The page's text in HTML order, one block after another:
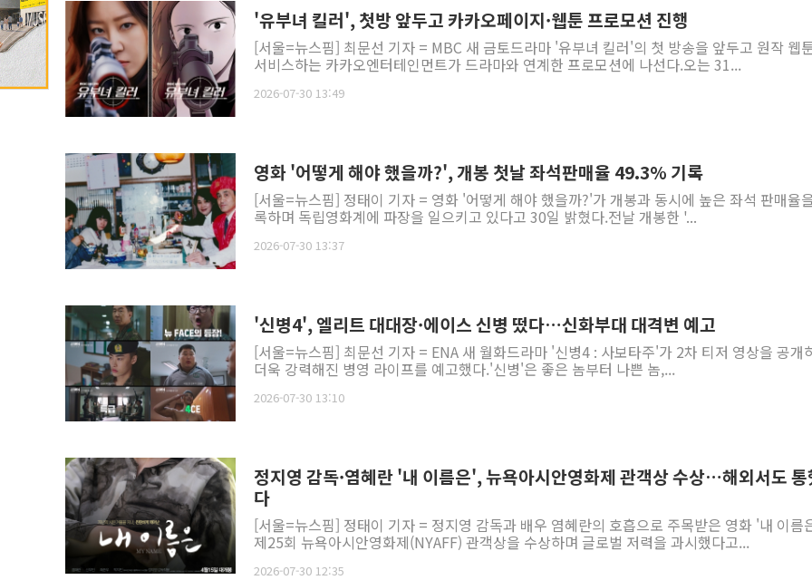
'유부녀 킬러', 첫방 앞두고 카카오페이지·웹툰 프로모션 진행
[서울=뉴스핌] 최문선 기자 = MBC 새 금토드라마 '유부녀 킬러'의 첫 방송을 앞두고 원작 웹
서비스하는 카카오엔터테인먼트가 드라마와 연계한 프로모션에 나선다.오는 31...
2026-07-30 13:49
영화 '어떻게 해야 했을까?', 개봉 첫날 좌석판매율 49.3% 기록
[서울=뉴스핌] 정태이 기자 = 영화 '어떻게 해야 했을까?'가 개봉과 동시에 높은 좌석 판매율
록하며 독립영화계에 파장을 일으키고 있다고 30일 밝혔다.전날 개봉한 '...
2026-07-30 13:37
'신병4', 엘리트 대대장·에이스 신병 떴다…신화부대 대격변 예고
[서울=뉴스핌] 최문선 기자 = ENA 새 월화드라마 '신병4 : 사보타주'가 2차 티저 영상을 공개
더욱 강력해진 병영 라이프를 예고했다.'신병'은 좋은 놈부터 나쁜 놈,...
2026-07-30 13:10
정지영 감독·염혜란 '내 이름은', 뉴욕아시안영화제 관객상 수상…해외서도 통
다
[서울=뉴스핌] 정태이 기자 = 정지영 감독과 배우 염혜란의 호흡으로 주목받은 영화 '내 이름
제25회 뉴욕아시안영화제(NYAFF) 관객상을 수상하며 글로벌 저력을 과시했다고...
2026-07-30 12:35